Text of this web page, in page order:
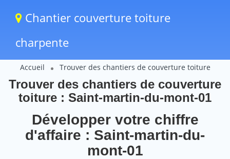
Chantier couverture toiture
charpente
Accueil Trouver des chantiers de couverture toiture
Trouver des chantiers de couverture
toiture : Saint-martin-du-mont-01
Développer votre chiffre
d'affaire : Saint-martin-du-
mont-01